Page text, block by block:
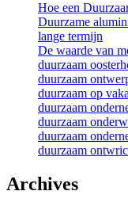
Hoe een
Duurzame
lange termijn
De waarde van
duurzaam
duurzaam
duurzaam op
duurzaam
duurzaam
duurzaam
duurzaam
Archives